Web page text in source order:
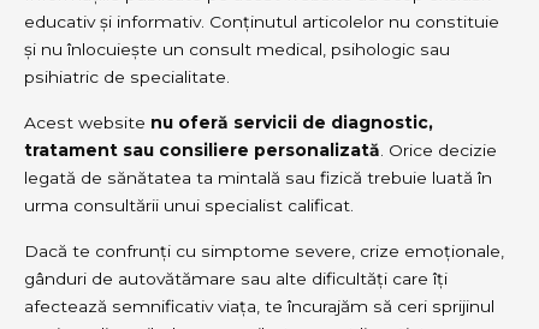
educativ și informativ. Conținutul articolelor nu constituie
și nu înlocuiește un consult medical, psihologic sau
psihiatric de specialitate.
Acest website nu oferă servicii de diagnostic,
tratament sau consiliere personalizată . Orice decizie
legată de sănătatea ta mintală sau fizică trebuie luată în
urma consultării unui specialist calificat.
Dacă te confrunți cu simptome severe, crize emoționale,
gânduri de autovătămare sau alte dificultăți care îți
afectează semnificativ viața, te încurajăm să ceri sprijinul